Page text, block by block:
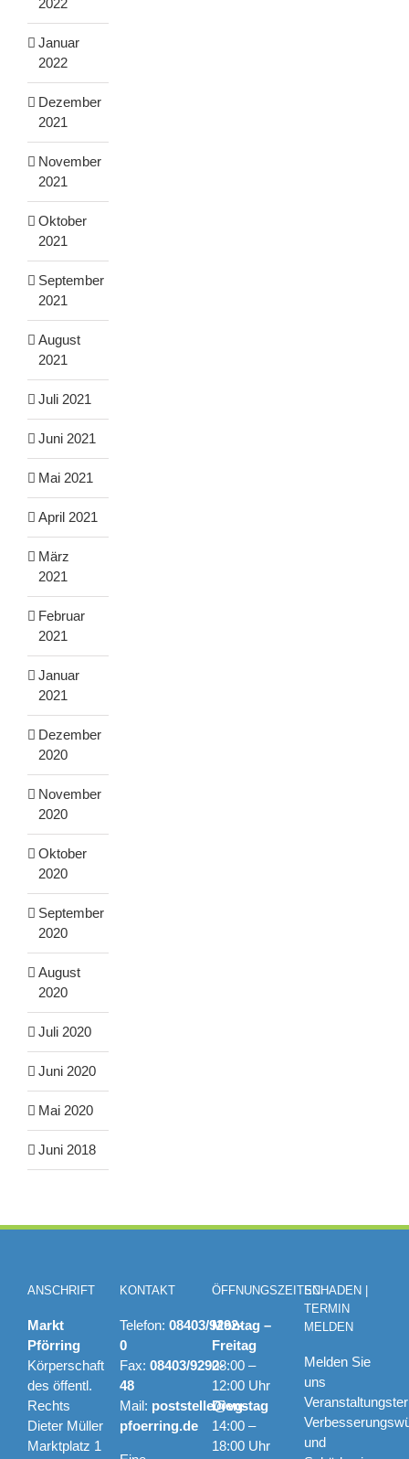
Januar
2022
Dezember
2021
November
2021
Oktober
2021
September
2021
August
2021
Juli 2021
Juni 2021
Mai 2021
April 2021
März
2021
Februar
2021
Januar
2021
Dezember
2020
November
2020
Oktober
2020
September
2020
August
2020
Juli 2020
Juni 2020
Mai 2020
Juni 2018
ANSCHRIFT
Markt
Pförring
Körperschaft
des öffentl.
Rechts
Dieter Müller
Marktplatz 1
KONTAKT
Telefon: 08403/9292-
0
Fax: 08403/9292-
48
Mail: poststelle@vg-
pfoerring.de
ÖFFNUNGSZEITEN
Montag –
Freitag
08:00 –
12:00 Uhr
Dienstag
14:00 –
18:00 Uhr
SCHADEN |
TERMIN
MELDEN
Melden Sie
uns
und